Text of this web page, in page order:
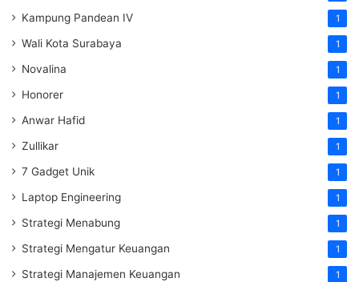
Kampung Pandean IV 1
Wali Kota Surabaya 1
Novalina 1
Honorer 1
Anwar Hafid 1
Zullikar 1
7 Gadget Unik 1
Laptop Engineering 1
Strategi Menabung 1
Strategi Mengatur Keuangan 1
Strategi Manajemen Keuangan 1